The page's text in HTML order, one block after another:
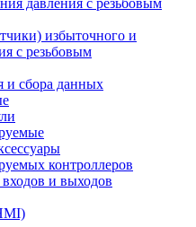
давления с резьбовым
избыточного и
с резьбовым
и сбора данных
контроллеров
и выходов